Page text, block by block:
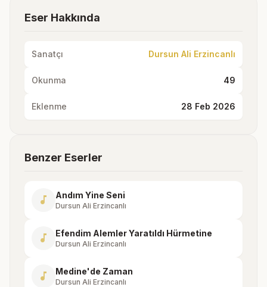
Eser Hakkında
Sanatçı Dursun Ali Erzincanlı
Okunma 49
Eklenme 28 Feb 2026
Benzer Eserler
music_note Andım Yine Seni
Dursun Ali Erzincanlı
music_note Efendim Alemler Yaratıldı Hürmetine
Dursun Ali Erzincanlı
music_note Medine'de Zaman
Dursun Ali Erzincanlı